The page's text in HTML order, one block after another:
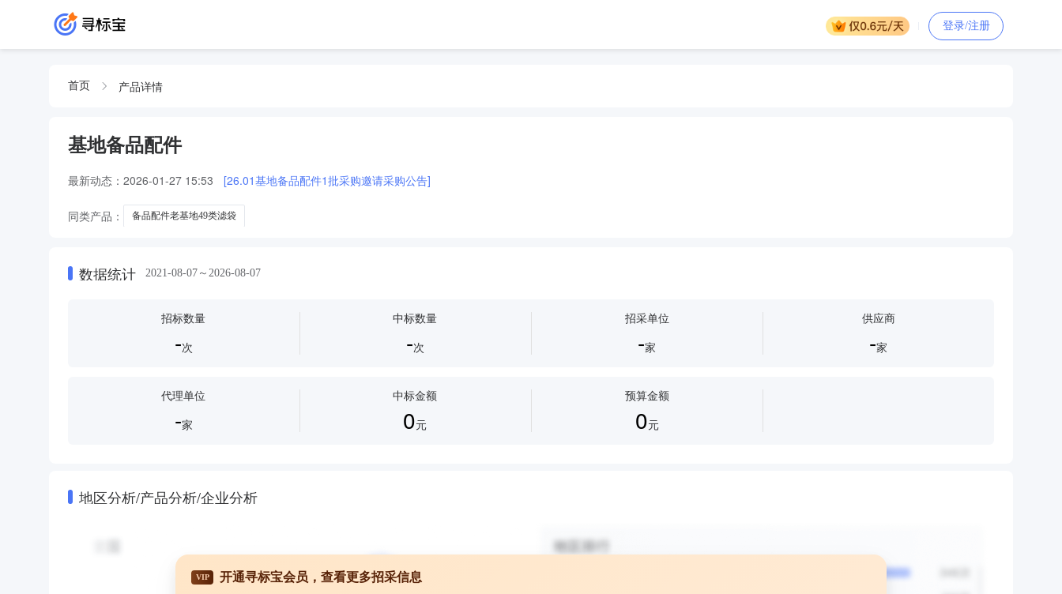
登录/注册
首页 产品详情
基地备品配件
最新动态： 2026-01-27 15:53 [26.01基地备品配件1批采购邀请采购公告]
同类产品： 备品配件老基地49类滤袋
数据统计 2021-08-07～2026-08-07
招标数量
-次
中标数量
-次
招采单位
-家
供应商
-家
代理单位
-家
中标金额
0元
预算金额
0元
地区分析/产品分析/企业分析
VIP 开通寻标宝会员，查看更多招采信息